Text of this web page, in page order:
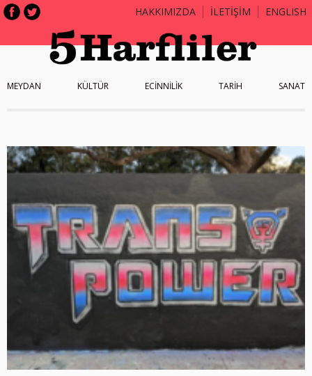
HAKKIMIZDA İLETİŞİM ENGLISH
MEYDAN KÜLTÜR ECİNNİLİK TARİH SANAT